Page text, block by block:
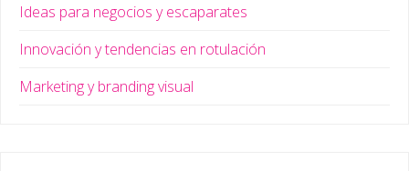
Ideas para negocios y escaparates
Innovación y tendencias en rotulación
Marketing y branding visual